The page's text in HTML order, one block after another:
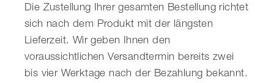
Die Zustellung Ihrer gesamten Bestellung richtet
sich nach dem Produkt mit der längsten
Lieferzeit. Wir geben Ihnen den
voraussichtlichen Versandtermin bereits zwei
bis vier Werktage nach der Bezahlung bekannt.